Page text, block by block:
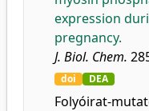
expression
pregnancy.
J. Biol. Chem.
doi DEA
Folyóirat-